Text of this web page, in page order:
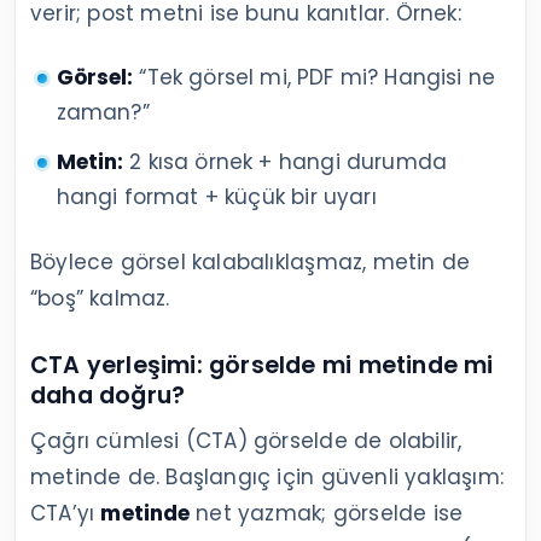
verir; post metni ise bunu kanıtlar. Örnek:
Görsel: “Tek görsel mi, PDF mi? Hangisi ne
zaman?”
Metin: 2 kısa örnek + hangi durumda
hangi format + küçük bir uyarı
Böylece görsel kalabalıklaşmaz, metin de
“boş” kalmaz.
CTA yerleşimi: görselde mi metinde mi
daha doğru?
Çağrı cümlesi (CTA) görselde de olabilir,
metinde de. Başlangıç için güvenli yaklaşım:
CTA’yı metinde net yazmak; görselde ise